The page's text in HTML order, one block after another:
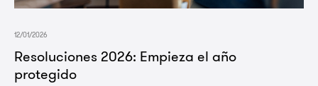
Resoluciones 2026: Empieza el año
protegido
12/01/2026